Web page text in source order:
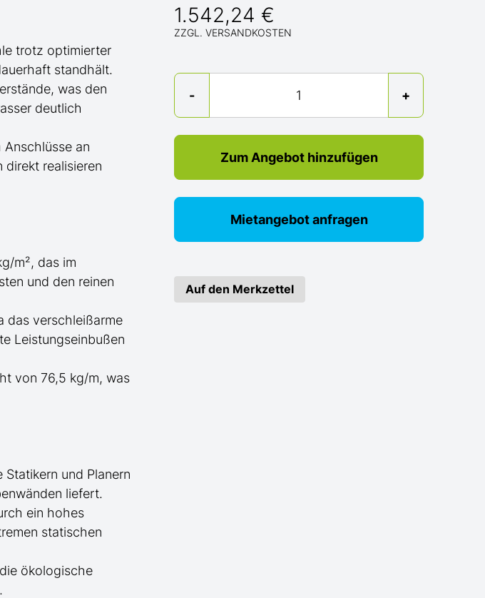
trotz optimierter
standhält.
was den
deutlich
an
realisieren
m², das im
und den reinen
das verschleißarme
Leistungseinbußen
von 76,5 kg/m, was
Statikern und Planern
liefert.
ein hohes
statischen
ökologische
1.542,24 €
ZZGL. VERSANDKOSTEN
-
Menge
+
Zum Angebot hinzufügen
Mietangebot anfragen
Auf den Merkzettel